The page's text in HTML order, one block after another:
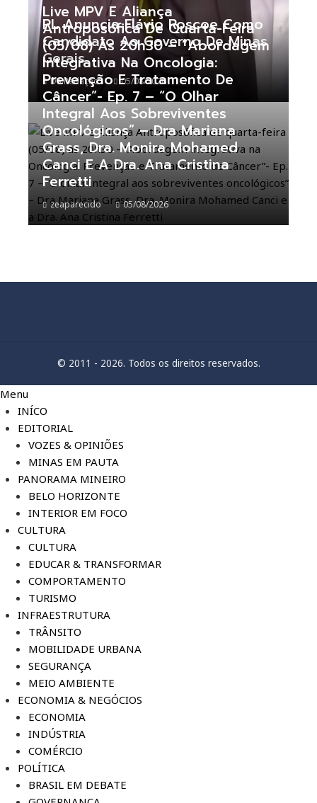
PL Anuncia Flávio Roscoe Como
Candidato Ao Governo De Minas
Gerais
Da Redação 05/08/2026
Live MPV E Aliança
Antroposófica De Quarta-Feira
(05/08) Às 20h30 – “Abordagem
Integrativa Na Oncologia:
Prevenção E Tratamento De
Câncer”- Ep. 7 – “O Olhar
Integral Aos Sobreviventes
Oncológicos” – Dra Mariana
Grass, Dra. Monira Mohamed
Canci E A Dra. Ana Cristina
Ferretti
zeaparecido 05/08/2026
© 2011 - 2026. Todos os direitos reservados.
Menu
INÍCO
EDITORIAL
VOZES & OPINIÕES
MINAS EM PAUTA
PANORAMA MINEIRO
BELO HORIZONTE
INTERIOR EM FOCO
CULTURA
CULTURA
EDUCAR & TRANSFORMAR
COMPORTAMENTO
TURISMO
INFRAESTRUTURA
TRÂNSITO
MOBILIDADE URBANA
SEGURANÇA
MEIO AMBIENTE
ECONOMIA & NEGÓCIOS
ECONOMIA
INDÚSTRIA
COMÉRCIO
POLÍTICA
BRASIL EM DEBATE